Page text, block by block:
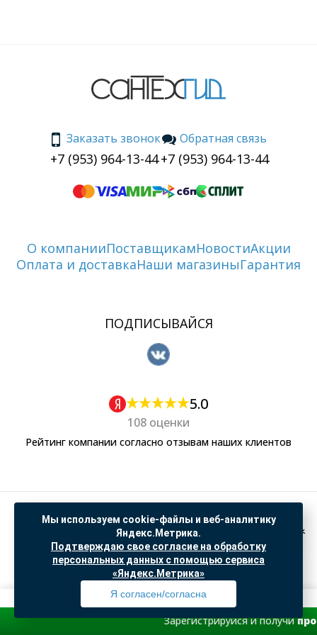
Заказать звонок
+7 (953) 964-13-44
Обратная связь
+7 (953) 964-13-44
О компанииПоставщикамНовостиАкции
Оплата и доставкаНаши магазиныГарантия
ПОДПИСЫВАЙСЯ
5.0
108 оценки
Рейтинг компании согласно отзывам наших клиентов
Политика обработки персональных данных
Согласие на обработку данных Яндекс Метрика
"© ООО “САНТЕХГИД”, 2026. Все права защищены. Предложение не является публичной
офертой, цены и информация на сайте ознакомительные
Доработка и продвижение вSO.USE
Мы используем cookie-файлы и веб-аналитику
Яндекс.Метрика.
Подтверждаю свое согласие на обработку
персональных данных с помощью сервиса
«Яндекс.Метрика»
Я согласен/согласна
Профиль Товары Поиск Избранное Корзина
Зарегистрируйся и получипромокод со скидкойна